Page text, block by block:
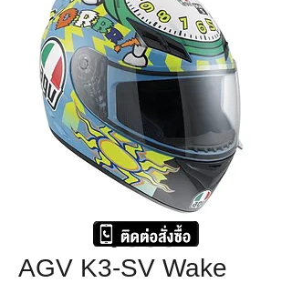
AGV K3-SV Wake